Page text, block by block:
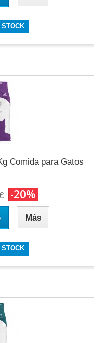
STOCK
Comida para Gatos
-20%
Más
STOCK